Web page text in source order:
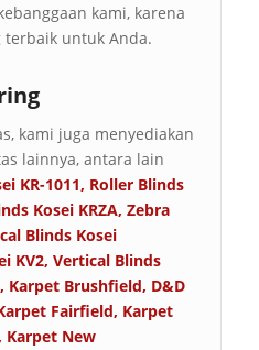
kami, karena
untuk Anda.
kami juga menyediakan
lainnya, antara lain
KR-1011, Roller Blinds
Kosei KRZA, Zebra
Blinds Kosei
KV2, Vertical Blinds
, Karpet Brushfield, D&D
Fairfield, Karpet
Karpet New